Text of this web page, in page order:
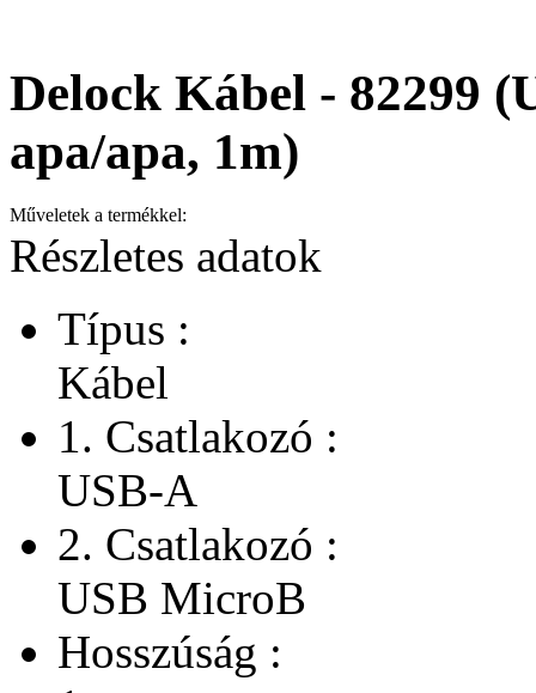
Delock Kábel - 82299
apa/apa, 1m)
Műveletek a termékkel:
Részletes adatok
Típus :
Kábel
1. Csatlakozó :
USB-A
2. Csatlakozó :
USB MicroB
Hosszúság :